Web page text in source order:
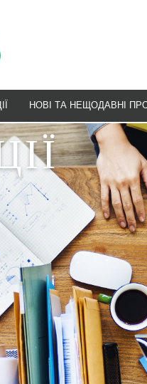
ПЛАНУВАННЯ
НОВІ ТА НЕЩОДАВНІ
НОВИНИ
ПОДІЇ
ОСТАННІ